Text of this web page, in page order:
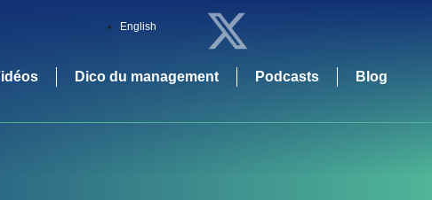
English
Dico du management Podcasts Blog